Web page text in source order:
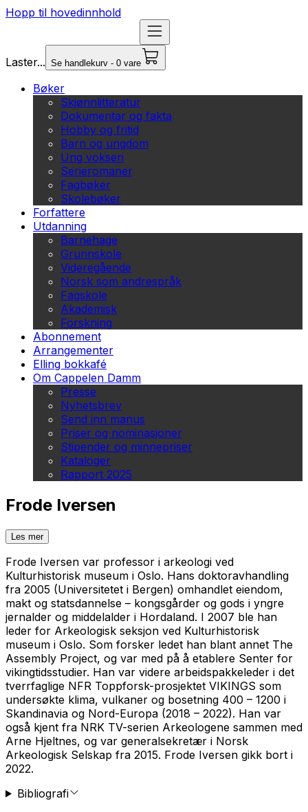
Hopp til hovedinnhold
Laster... Se handlekurv - 0 vare
Bøker
Skjønnlitteratur
Dokumentar og fakta
Hobby og fritid
Barn og ungdom
Ung voksen
Serieromaner
Fagbøker
Skolebøker
Forfattere
Utdanning
Barnehage
Grunnskole
Videregående
Norsk som andrespråk
Fagskole
Akademisk
Forskning
Abonnement
Arrangementer
Elling bokkafé
Om Cappelen Damm
Presse
Nyhetsbrev
Send inn manus
Priser og nominasjoner
Stipender og minnepriser
Kataloger
Rapport 2025
Frode Iversen
Les mer
Frode Iversen var professor i arkeologi ved
Kulturhistorisk museum i Oslo. Hans doktoravhandling
fra 2005 (Universitetet i Bergen) omhandlet eiendom,
makt og statsdannelse – kongsgårder og gods i yngre
jernalder og middelalder i Hordaland. I 2007 ble han
leder for Arkeologisk seksjon ved Kulturhistorisk
museum i Oslo. Som forsker ledet han blant annet The
Assembly Project, og var med på å etablere Senter for
vikingtidsstudier. Han var videre arbeidspakkeleder i det
tverrfaglige NFR Toppforsk-prosjektet VIKINGS som
undersøkte klima, vulkaner og bosetning 400 – 1200 i
Skandinavia og Nord-Europa (2018 – 2022). Han var
også kjent fra NRK TV-serien Arkeologene sammen med
Arne Hjeltnes, og var generalsekretær i Norsk
Arkeologisk Selskap fra 2015. Frode Iversen gikk bort i
2022.
Bibliografi